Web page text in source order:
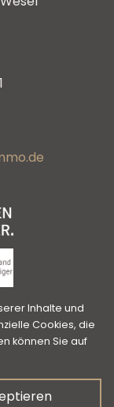
Widerruf
Inhalte und
Cookies, die
können Sie auf